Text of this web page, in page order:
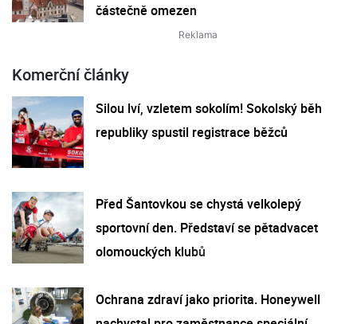
částečně omezen
Komerční články
Silou lví, vzletem sokolím! Sokolský běh
republiky spustil registrace běžců
Před Šantovkou se chystá velkolepý
sportovní den. Představí se pětadvacet
olomouckých klubů
Ochrana zdraví jako priorita. Honeywell